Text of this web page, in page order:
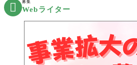
 募集
Webライター